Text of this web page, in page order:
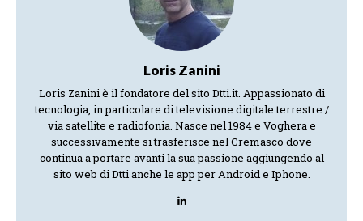
Loris Zanini
Loris Zanini è il fondatore del sito Dtti.it. Appassionato di
tecnologia, in particolare di televisione digitale terrestre /
via satellite e radiofonia. Nasce nel 1984 e Voghera e
successivamente si trasferisce nel Cremasco dove
continua a portare avanti la sua passione aggiungendo al
sito web di Dtti anche le app per Android e Iphone.